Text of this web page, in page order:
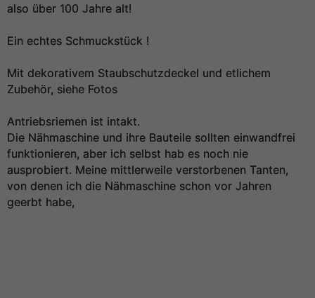
also über 100 Jahre alt!
Ein echtes Schmuckstück !
Mit dekorativem Staubschutzdeckel und etlichem
Zubehör, siehe Fotos
Antriebsriemen ist intakt.
Die Nähmaschine und ihre Bauteile sollten einwandfrei
funktionieren, aber ich selbst hab es noch nie
ausprobiert. Meine mittlerweile verstorbenen Tanten,
von denen ich die Nähmaschine schon vor Jahren
geerbt habe,